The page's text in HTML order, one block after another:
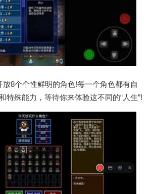
8个个性鲜明的角色!每一个角色都有自
特殊能力，等待你来体验这不同的“人生”!